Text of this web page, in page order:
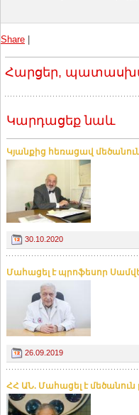
Share
Հարցեր,
Կարդացեք նաև
Կյանքից հեռացավ
30.10.2020
Մահացել է պրոֆեսոր
26.09.2019
ՀՀ ԱՆ. Մահացել է մեծանուն